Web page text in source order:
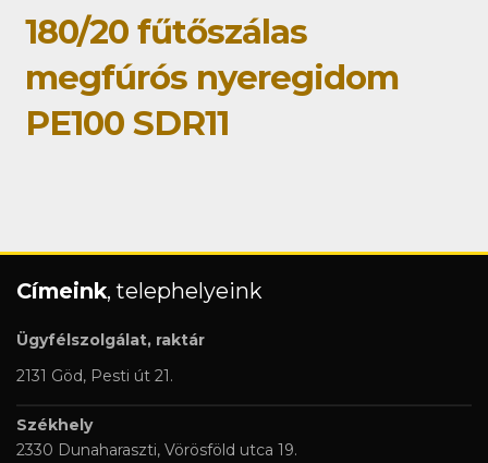
180/20 fűtőszálas
megfúrós nyeregidom
PE100 SDR11
Címeink, telephelyeink
Ügyfélszolgálat, raktár
2131 Göd, Pesti út 21.
Székhely
2330 Dunaharaszti, Vörösföld utca 19.